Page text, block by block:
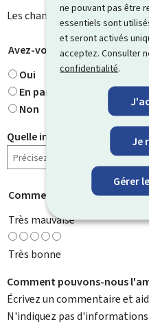
ne pouvant pas être
essentiels sont
et seront activés
acceptez. Consulter
confidentialité.
Je
Gérer
Les champs marqués d’une
Avez-vous trouvé ce que
Oui
En partie
Non
Quelle information cherchiez-
Comment évaluez-vous
Très mauvaise
Très bonne
Comment pouvons-nous
Écrivez un commentaire et
N'indiquez pas